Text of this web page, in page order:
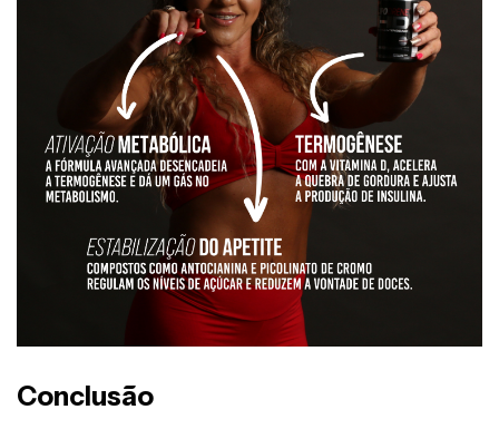
Conclusão